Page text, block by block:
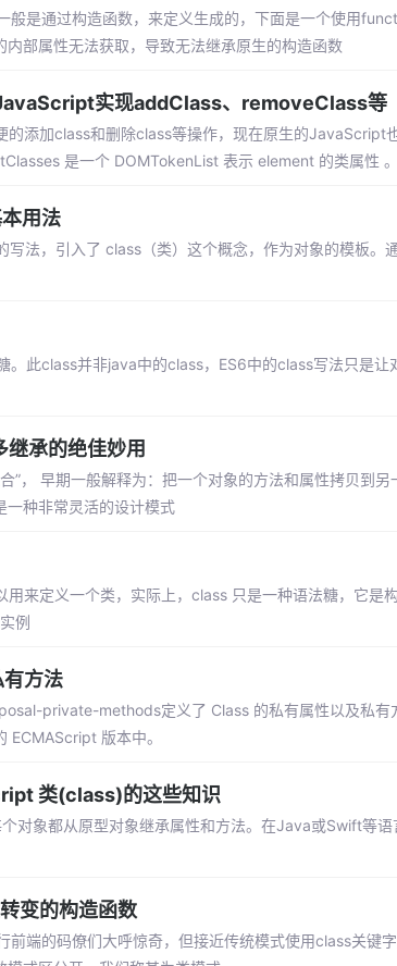
般是通过构造函数，来定义生成的，下面是一个使用
内部属性无法获取，导致无法继承原生的构造函数
实现addClass、removeClass等
的添加class和删除class等操作，现在原生的
是一个 DOMTokenList 表示 element 的类属性 。
用法
写法，引入了 class（类）这个概念，作为对象的模板。
。此class并非java中的class，ES6中的class写法只是
承的绝佳妙用
”， 早期一般解释为：把一个对象的方法和属性拷贝到
一种非常灵活的设计模式
用来定义一个类，实际上，class 只是一种语法糖，它是
例
方法
private-methods定义了 Class 的私有属性以及私有
ECMAScript 版本中。
类(class)的这些知识
对象都从原型对象继承属性和方法。在Java或Swift等
变的构造函数
前端的码僚们大呼惊奇，但接近传统模式使用class关键